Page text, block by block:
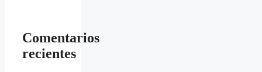
Comentarios
recientes